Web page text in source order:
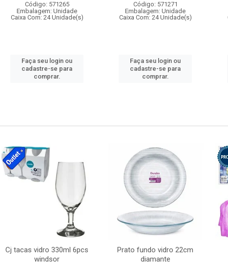
Código: 571265
Embalagem: Unidade
Caixa Com: 24 Unidade(s)
Faça seu login ou
cadastre-se para
comprar.
Código: 571271
Embalagem: Unidade
Caixa Com: 24 Unidade(s)
Faça seu login ou
cadastre-se para
comprar.
Cj tacas vidro 330ml 6pcs
windsor
Prato fundo vidro 22cm
diamante